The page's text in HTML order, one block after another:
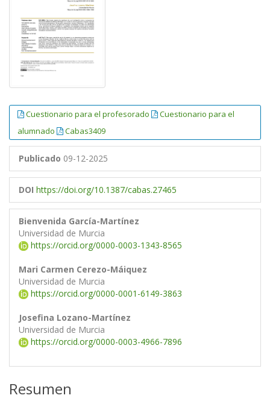
Cuestionario para el profesorado
Cuestionario para el
alumnado
Cabas3409
Publicado 09-12-2025
DOI https://doi.org/10.1387/cabas.27465
Bienvenida García-Martínez
Universidad de Murcia
https://orcid.org/0000-0003-1343-8565
Mari Carmen Cerezo-Máiquez
Universidad de Murcia
https://orcid.org/0000-0001-6149-3863
Josefina Lozano-Martínez
Universidad de Murcia
https://orcid.org/0000-0003-4966-7896
Resumen